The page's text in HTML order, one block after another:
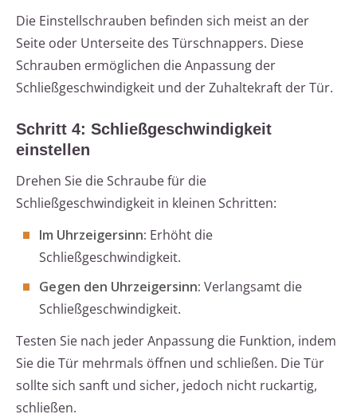
Die Einstellschrauben befinden sich meist an der
Seite oder Unterseite des Türschnappers. Diese
Schrauben ermöglichen die Anpassung der
Schließgeschwindigkeit und der Zuhaltekraft der Tür.
Schritt 4: Schließgeschwindigkeit
einstellen
Drehen Sie die Schraube für die
Schließgeschwindigkeit in kleinen Schritten:
Im Uhrzeigersinn: Erhöht die
Schließgeschwindigkeit.
Gegen den Uhrzeigersinn: Verlangsamt die
Schließgeschwindigkeit.
Testen Sie nach jeder Anpassung die Funktion, indem
Sie die Tür mehrmals öffnen und schließen. Die Tür
sollte sich sanft und sicher, jedoch nicht ruckartig,
schließen.